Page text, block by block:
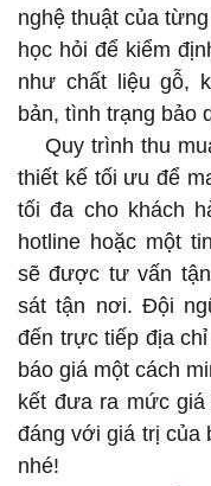
nghệ thuật của
học hỏi để kiểm
như chất liệu gỗ,
bản, tình trạng bảo
Quy trình thu
thiết kế tối ưu để
tối đa cho khách
hotline hoặc một
sẽ được tư vấn
sát tận nơi. Đội
đến trực tiếp địa
báo giá một cách
kết đưa ra mức
đáng với giá trị của
nhé!